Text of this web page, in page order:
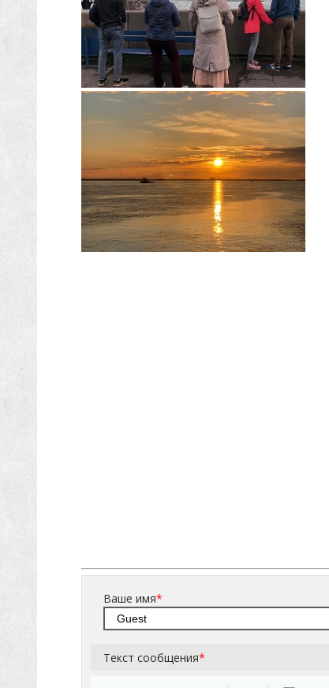
Ваше имя*
Текст сообщения*